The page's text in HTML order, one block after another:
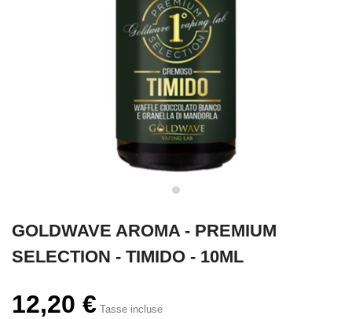
GOLDWAVE AROMA - PREMIUM
SELECTION - TIMIDO - 10ML
12,20 € Tasse incluse